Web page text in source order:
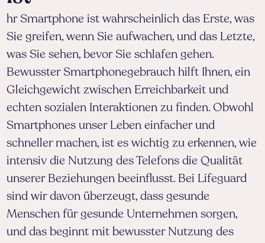
hr Smartphone ist wahrscheinlich das Erste, was
Sie greifen, wenn Sie aufwachen, und das Letzte,
was Sie sehen, bevor Sie schlafen gehen.
Bewusster Smartphonegebrauch hilft Ihnen, ein
Gleichgewicht zwischen Erreichbarkeit und
echten sozialen Interaktionen zu finden. Obwohl
Smartphones unser Leben einfacher und
schneller machen, ist es wichtig zu erkennen, wie
intensiv die Nutzung des Telefons die Qualität
unserer Beziehungen beeinflusst. Bei Lifeguard
sind wir davon überzeugt, dass gesunde
Menschen für gesunde Unternehmen sorgen,
und das beginnt mit bewusster Nutzung des